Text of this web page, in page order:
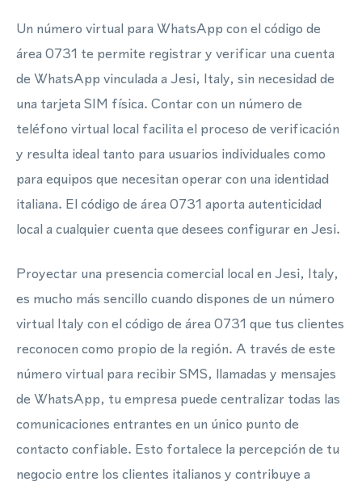
Un número virtual para WhatsApp con el código de
área 0731 te permite registrar y verificar una cuenta
de WhatsApp vinculada a Jesi, Italy, sin necesidad de
una tarjeta SIM física. Contar con un número de
teléfono virtual local facilita el proceso de verificación
y resulta ideal tanto para usuarios individuales como
para equipos que necesitan operar con una identidad
italiana. El código de área 0731 aporta autenticidad
local a cualquier cuenta que desees configurar en Jesi.
Proyectar una presencia comercial local en Jesi, Italy,
es mucho más sencillo cuando dispones de un número
virtual Italy con el código de área 0731 que tus clientes
reconocen como propio de la región. A través de este
número virtual para recibir SMS, llamadas y mensajes
de WhatsApp, tu empresa puede centralizar todas las
comunicaciones entrantes en un único punto de
contacto confiable. Esto fortalece la percepción de tu
negocio entre los clientes italianos y contribuye a